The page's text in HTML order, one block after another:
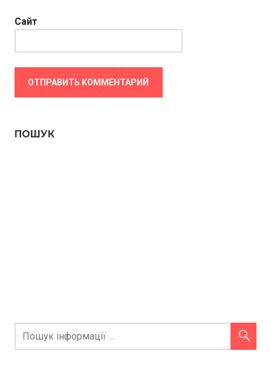
Сайт
ПОШУК